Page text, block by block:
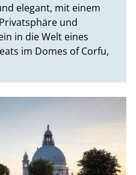
elegant, mit einem
und
in die Welt eines
im Domes of Corfu,